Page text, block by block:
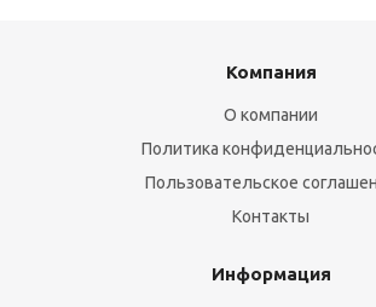
Компания
О компании
Политика
Пользовательское
Контакты
Информация